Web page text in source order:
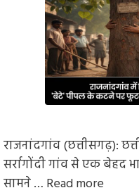
राजनांदगांव (छत्तीसगढ़):
सर्रागोंदी गांव से एक बेहद
सामने … Read more